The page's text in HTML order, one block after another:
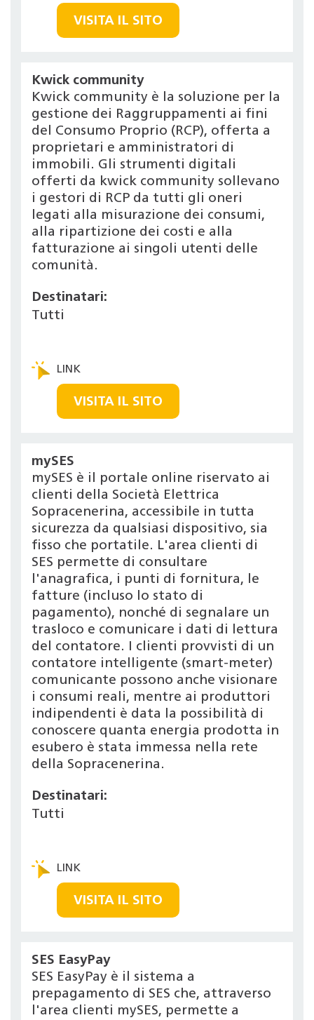
VISITA IL SITO
Kwick community
Kwick community è la soluzione per la
gestione dei Raggruppamenti ai fini
del Consumo Proprio (RCP), offerta a
proprietari e amministratori di
immobili. Gli strumenti digitali
offerti da kwick community sollevano
i gestori di RCP da tutti gli oneri
legati alla misurazione dei consumi,
alla ripartizione dei costi e alla
fatturazione ai singoli utenti delle
comunità.
Destinatari:
Tutti
VISITA IL SITO
mySES
mySES è il portale online riservato ai
clienti della Società Elettrica
Sopracenerina, accessibile in tutta
sicurezza da qualsiasi dispositivo, sia
fisso che portatile. L'area clienti di
SES permette di consultare
l'anagrafica, i punti di fornitura, le
fatture (incluso lo stato di
pagamento), nonché di segnalare un
trasloco e comunicare i dati di lettura
del contatore. I clienti provvisti di un
contatore intelligente (smart-meter)
comunicante possono anche visionare
i consumi reali, mentre ai produttori
indipendenti è data la possibilità di
conoscere quanta energia prodotta in
esubero è stata immessa nella rete
della Sopracenerina.
Destinatari:
Tutti
VISITA IL SITO
SES EasyPay
SES EasyPay è il sistema a
prepagamento di SES che, attraverso
l'area clienti mySES, permette a